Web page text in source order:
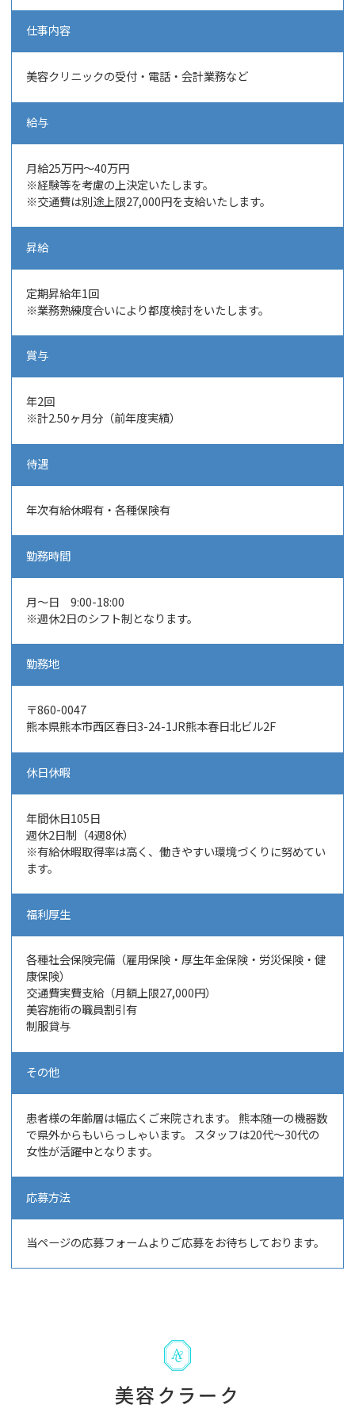
仕事内容
美容クリニックの受付・電話・会計業務など
給与
月給25万円～40万円
※経験等を考慮の上決定いたします。
※交通費は別途上限27,000円を支給いたします。
昇給
定期昇給年1回
※業務熟練度合いにより都度検討をいたします。
賞与
年2回
※計2.50ヶ月分（前年度実績）
待遇
年次有給休暇有・各種保険有
勤務時間
月～日 9:00-18:00
※週休2日のシフト制となります。
勤務地
〒860-0047
熊本県熊本市西区春日3-24-1JR熊本春日北ビル2F
休日休暇
年間休日105日
週休2日制（4週8休）
※有給休暇取得率は高く、働きやすい環境づくりに努めてい
ます。
福利厚生
各種社会保険完備（雇用保険・厚生年金保険・労災保険・健
康保険）
交通費実費支給（月額上限27,000円）
美容施術の職員割引有
制服貸与
その他
患者様の年齢層は幅広くご来院されます。 熊本随一の機器数
で県外からもいらっしゃいます。 スタッフは20代～30代の
女性が活躍中となります。
応募方法
当ページの応募フォームよりご応募をお待ちしております。
美容クラーク